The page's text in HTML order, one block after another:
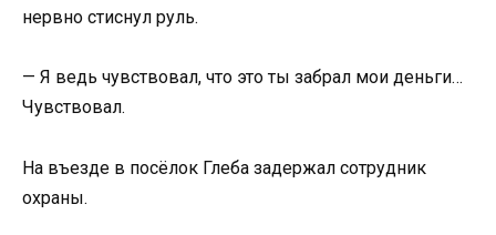
нервно стиснул руль.
— Я ведь чувствовал, что это ты забрал мои деньги…
Чувствовал.
На въезде в посёлок Глеба задержал сотрудник
охраны.